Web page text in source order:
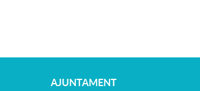
AJUNTAMENT